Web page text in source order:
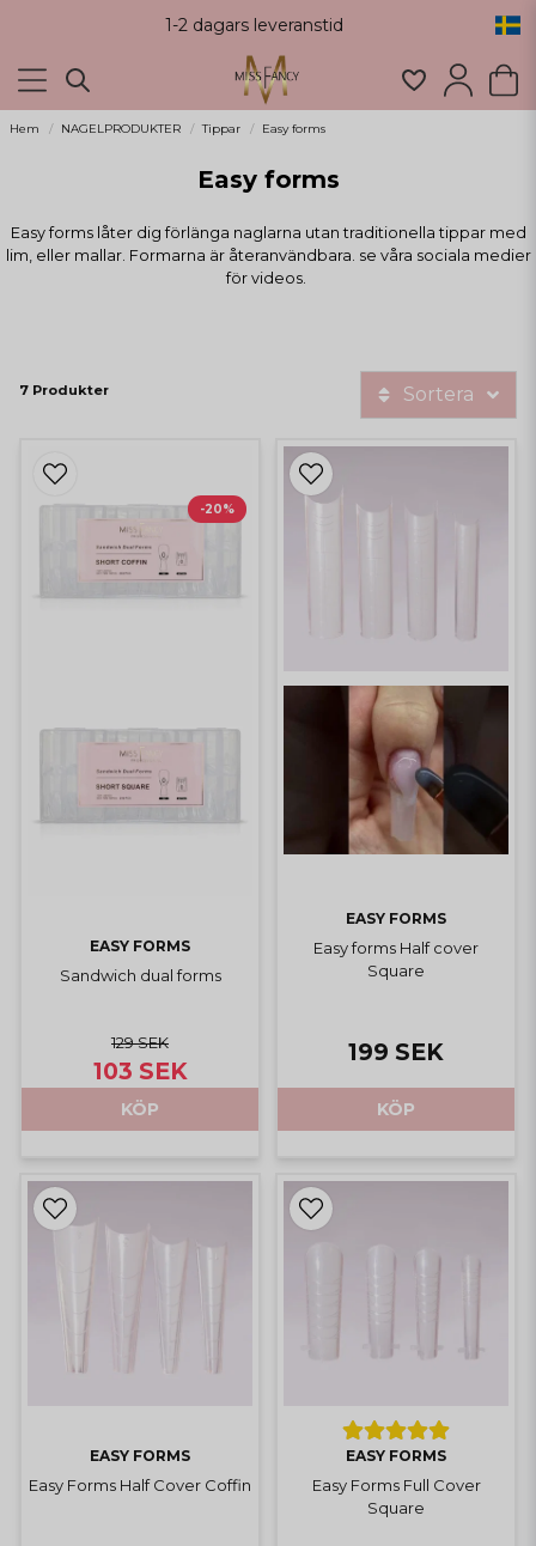
1-2 dagars leveranstid
Hem NAGELPRODUKTER Tippar Easy forms
Easy forms
Easy forms låter dig förlänga naglarna utan traditionella tippar med
lim, eller mallar. Formarna är återanvändbara. se våra sociala medier
för videos.
7 Produkter Sortera
EASY FORMS
Sandwich dual forms
129 SEK
103 SEK
KÖP
-20%
EASY FORMS
Easy forms Half cover
Square
199 SEK
KÖP
EASY FORMS
Easy Forms Half Cover Coffin
EASY FORMS
Easy Forms Full Cover
Square